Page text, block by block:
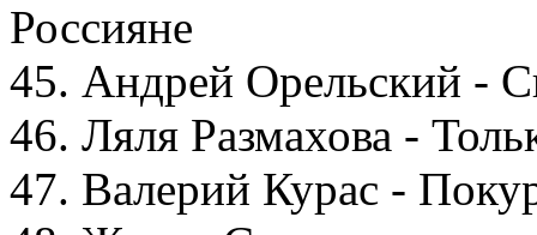
Россияне
45. Андрей Орельский -
46. Ляля Размахова -
47. Валерий Курас -